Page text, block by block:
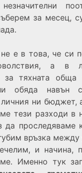
незначителни
за месец,
е в това, че си
а в
за тяхната
обяда навън
ни бюджет,
тези разходи в
да проследяваме
връзка между
и начина,
Именно тук